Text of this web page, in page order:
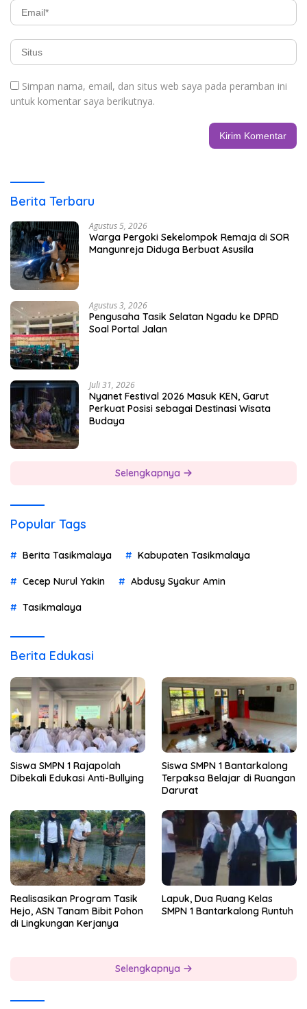
Simpan nama, email, dan situs web saya pada peramban ini
untuk komentar saya berikutnya.
Berita Terbaru
Agustus 5, 2026
Warga Pergoki Sekelompok Remaja di SOR
Mangunreja Diduga Berbuat Asusila
Agustus 3, 2026
Pengusaha Tasik Selatan Ngadu ke DPRD
Soal Portal Jalan
Juli 31, 2026
Nyanet Festival 2026 Masuk KEN, Garut
Perkuat Posisi sebagai Destinasi Wisata
Budaya
Selengkapnya
Popular Tags
Berita Tasikmalaya Kabupaten Tasikmalaya
Cecep Nurul Yakin Abdusy Syakur Amin
Tasikmalaya
Berita Edukasi
Siswa SMPN 1 Rajapolah
Dibekali Edukasi Anti-Bullying
Siswa SMPN 1 Bantarkalong
Terpaksa Belajar di Ruangan
Darurat
Realisasikan Program Tasik
Hejo, ASN Tanam Bibit Pohon
di Lingkungan Kerjanya
Lapuk, Dua Ruang Kelas
SMPN 1 Bantarkalong Runtuh
Selengkapnya